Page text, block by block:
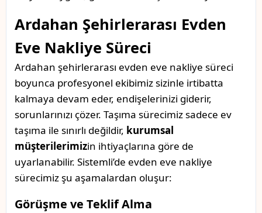
Ardahan Şehirlerarası Evden
Eve Nakliye Süreci
Ardahan şehirlerarası evden eve nakliye süreci
boyunca profesyonel ekibimiz sizinle irtibatta
kalmaya devam eder, endişelerinizi giderir,
sorunlarınızı çözer. Taşıma sürecimiz sadece ev
taşıma ile sınırlı değildir, kurumsal
müşterilerimizin ihtiyaçlarına göre de
uyarlanabilir. Sistemli’de evden eve nakliye
sürecimiz şu aşamalardan oluşur:
Görüşme ve Teklif Alma